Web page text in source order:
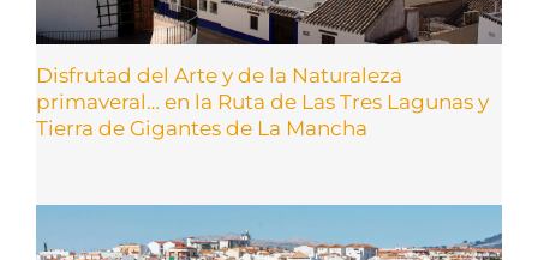
Disfrutad del Arte y de la Naturaleza
primaveral… en la Ruta de Las Tres Lagunas y
Tierra de Gigantes de La Mancha